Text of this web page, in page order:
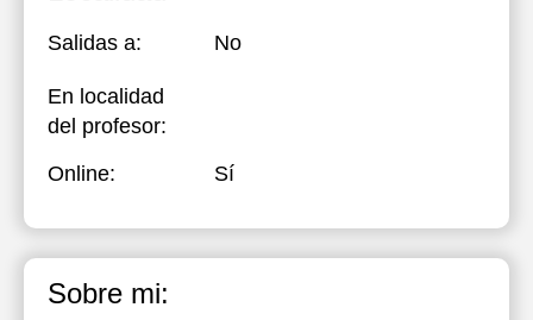
Salidas a: No
En localidad
del profesor:
Online:
Sí
Sobre mi: